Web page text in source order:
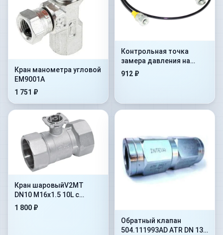
Кран манометра угловой
EM9001A
1 751 ₽
Контрольная точка
замера давления на
гибком шланге Flex.
912 ₽
Кран шаровыйV2MT
DN10 M16x1.5 10L с
отверстиями под
1 800 ₽
Обратный клапан
504.111993AD ATR DN 13